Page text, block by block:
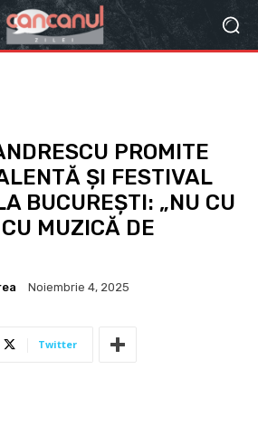
PROMITE
ȘI FESTIVAL
BUCUREȘTI: „NU CU
MUZICĂ DE
Noiembrie 4, 2025
Twitter